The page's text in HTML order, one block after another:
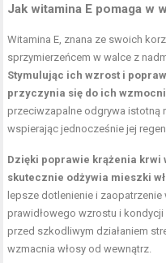
Jak witamina E pomaga w
Witamina E, znana ze swoich
sprzymierzeńcem w walce z
Stymulując ich wzrost i
przyczynia się do ich
przeciwzapalne odgrywa istotną
wspierając jednocześnie jej
Dzięki poprawie krążenia krwi
skutecznie odżywia mieszki
lepsze dotlenienie i
prawidłowego wzrostu i
przed szkodliwym działaniem
wzmacnia włosy od wewnątrz.